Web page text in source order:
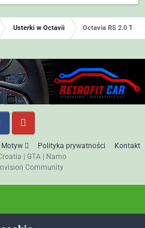
Usterki w Octavii Octavia RS 2.0
Motyw Polityka prywatności
Kontakt
| GTA | Namo
Community